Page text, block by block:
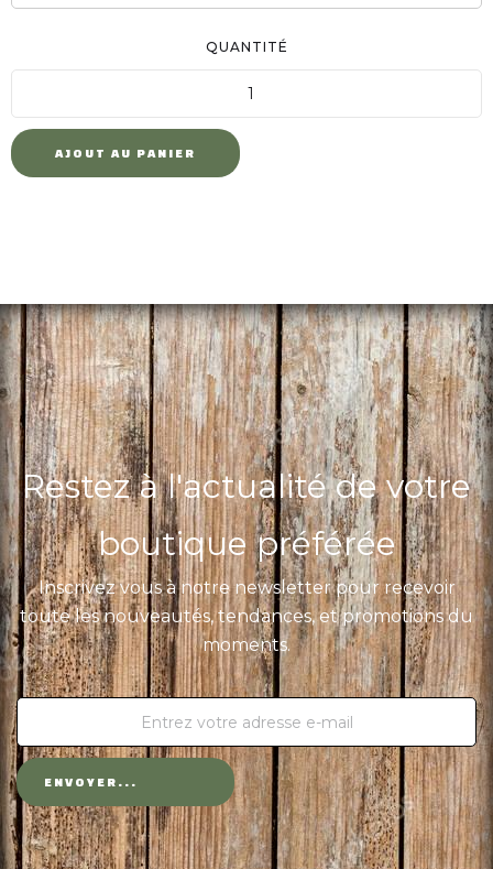
QUANTITÉ
Restez à l'actualité de votre
boutique préférée
Inscrivez vous à notre newsletter pour recevoir
toute les nouveautés, tendances, et promotions du
moments.